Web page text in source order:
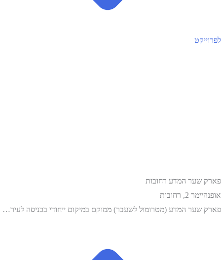
לפרוייקט
פארק שער המדע רחובות
אופנהיימר 2, רחובות
פארק שער המדע (מטרומול לשעבר) ממוקם במיקום ייחודי בכניסה לעיר…